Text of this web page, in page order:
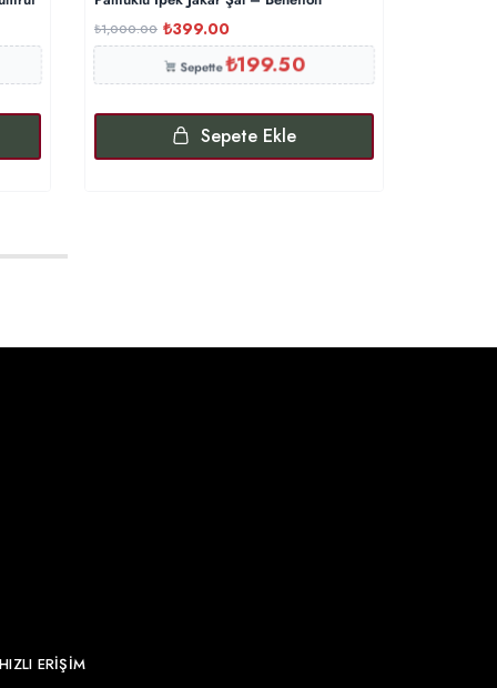
₺1,000.00 ₺399.00
Sepette₺199.50
Sepete Ekle
HIZLI ERİŞİM